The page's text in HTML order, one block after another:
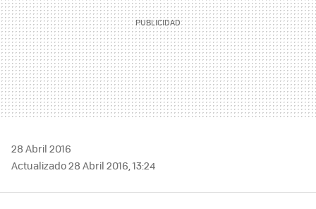
28 Abril 2016
Actualizado 28 Abril 2016, 13:24